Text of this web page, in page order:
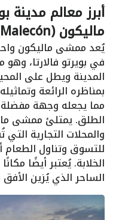
أبرز معالم مدينة
ماليكون (Malecón))
يُعد ممشى ماليكون
في بويرتو فالارتا،
المدينة ويطل على
بمناظره الرائعة
مما يجعله وجهة مفضلة
الطلق. يمتلئ ممشى
والمحلات التجارية التي
للتسوق وتناول الطعام
الخلابة. يُعتبر أيضًا
الساحر الذي يُزين الأفق